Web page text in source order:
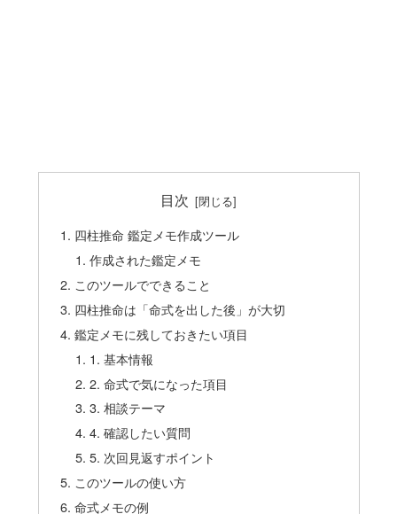
目次
四柱推命 鑑定メモ作成ツール
作成された鑑定メモ
このツールでできること
四柱推命は「命式を出した後」が大切
鑑定メモに残しておきたい項目
1. 基本情報
2. 命式で気になった項目
3. 相談テーマ
4. 確認したい質問
5. 次回見返すポイント
このツールの使い方
命式メモの例